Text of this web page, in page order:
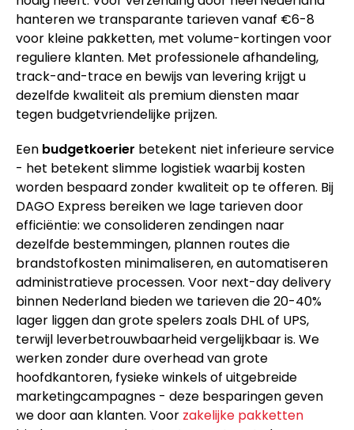
hanteren we transparante tarieven vanaf €6-8
voor kleine pakketten, met volume-kortingen voor
reguliere klanten. Met professionele afhandeling,
track-and-trace en bewijs van levering krijgt u
dezelfde kwaliteit als premium diensten maar
tegen budgetvriendelijke prijzen.
Een budgetkoerier betekent niet inferieure service
- het betekent slimme logistiek waarbij kosten
worden bespaard zonder kwaliteit op te offeren. Bij
DAGO Express bereiken we lage tarieven door
efficiëntie: we consolideren zendingen naar
dezelfde bestemmingen, plannen routes die
brandstofkosten minimaliseren, en automatiseren
administratieve processen. Voor next-day delivery
binnen Nederland bieden we tarieven die 20-40%
lager liggen dan grote spelers zoals DHL of UPS,
terwijl leverbetrouwbaarheid vergelijkbaar is. We
werken zonder dure overhead van grote
hoofdkantoren, fysieke winkels of uitgebreide
marketingcampagnes - deze besparingen geven
we door aan klanten. Voor zakelijke pakketten